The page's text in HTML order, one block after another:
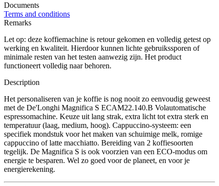
Documents
Terms and conditions
Remarks
Let op: deze koffiemachine is retour gekomen en volledig getest op
werking en kwaliteit. Hierdoor kunnen lichte gebruikssporen of
minimale resten van het testen aanwezig zijn. Het product
functioneert volledig naar behoren.
Description
Het personaliseren van je koffie is nog nooit zo eenvoudig geweest
met de De'Longhi Magnifica S ECAM22.140.B Volautomatische
espressomachine. Keuze uit lang strak, extra licht tot extra sterk en
temperatuur (laag, medium, hoog). Cappuccino-systeem: een
specifiek mondstuk voor het maken van schuimige melk, romige
cappuccino of latte macchiatto. Bereiding van 2 koffiesoorten
tegelijk. De Magnifica S is ook voorzien van een ECO-modus om
energie te besparen. Wel zo goed voor de planeet, en voor je
energierekening.